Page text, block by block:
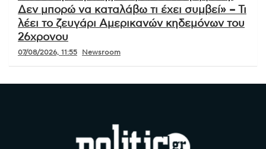
Δεν μπορώ να καταλάβω τι έχει συμβεί» – Τι
λέει το ζευγάρι Αμερικανών κηδεμόνων του
26χρονου
07/08/2026, 11:55 Newsroom